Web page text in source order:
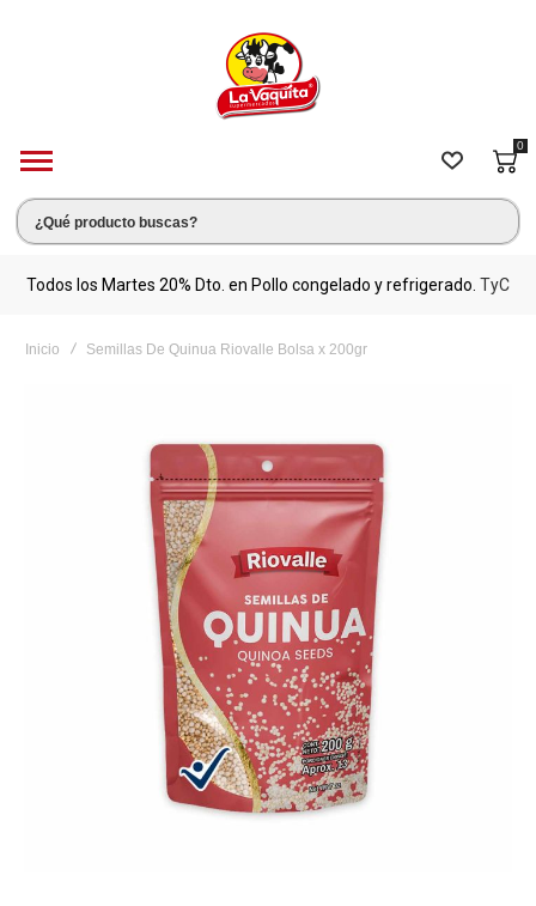
0
Todos los Martes 20% Dto. en Pollo congelado y refrigerado. TyC
Inicio Semillas De Quinua Riovalle Bolsa x 200gr